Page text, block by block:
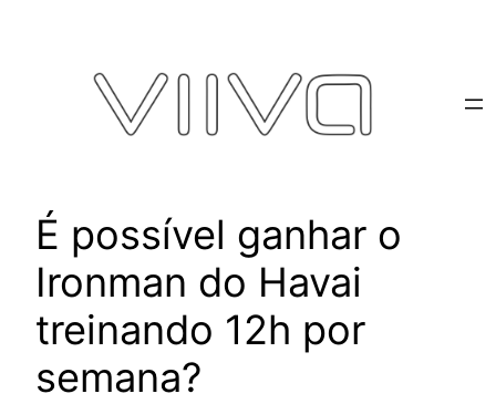
É possível ganhar o
Ironman do Havai
treinando 12h por
semana?